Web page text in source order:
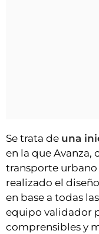
Se trata de una
en la que Avanza,
transporte urbano
realizado el
en base a todas
equipo validador
comprensibles y